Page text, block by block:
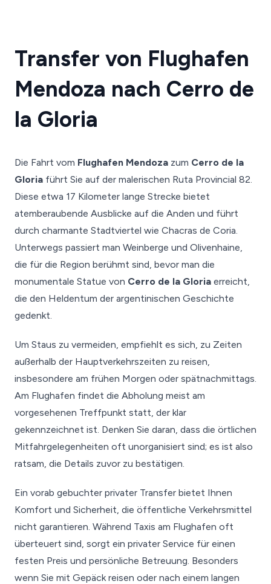
Transfer von Flughafen
Mendoza nach Cerro de
la Gloria
Die Fahrt vom Flughafen Mendoza zum Cerro de la
Gloria führt Sie auf der malerischen Ruta Provincial 82.
Diese etwa 17 Kilometer lange Strecke bietet
atemberaubende Ausblicke auf die Anden und führt
durch charmante Stadtviertel wie Chacras de Coria.
Unterwegs passiert man Weinberge und Olivenhaine,
die für die Region berühmt sind, bevor man die
monumentale Statue von Cerro de la Gloria erreicht,
die den Heldentum der argentinischen Geschichte
gedenkt.
Um Staus zu vermeiden, empfiehlt es sich, zu Zeiten
außerhalb der Hauptverkehrszeiten zu reisen,
insbesondere am frühen Morgen oder spätnachmittags.
Am Flughafen findet die Abholung meist am
vorgesehenen Treffpunkt statt, der klar
gekennzeichnet ist. Denken Sie daran, dass die örtlichen
Mitfahrgelegenheiten oft unorganisiert sind; es ist also
ratsam, die Details zuvor zu bestätigen.
Ein vorab gebuchter privater Transfer bietet Ihnen
Komfort und Sicherheit, die öffentliche Verkehrsmittel
nicht garantieren. Während Taxis am Flughafen oft
überteuert sind, sorgt ein privater Service für einen
festen Preis und persönliche Betreuung. Besonders
wenn Sie mit Gepäck reisen oder nach einem langen